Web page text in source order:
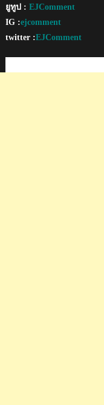
ยูทูป : EJComment
IG :ejcomment
twitter :EJComment